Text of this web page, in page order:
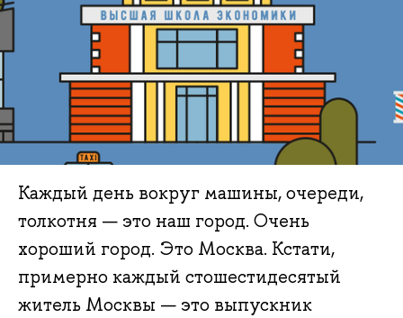
Каждый день вокруг машины, очереди,
толкотня — это наш город. Очень
хороший город. Это Москва. Кстати,
примерно каждый стошестидесятый
житель Москвы — это выпускник